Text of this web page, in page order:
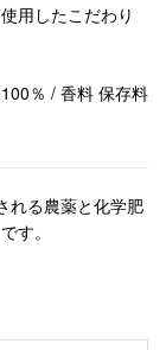
用したこだわり
％ / 香料 保存料
れる農薬と化学肥
す。